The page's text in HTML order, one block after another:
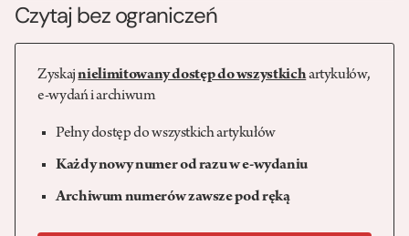
Czytaj bez ograniczeń
Zyskajnielimitowany dostęp do wszystkichartykułów,
e-wydań i archiwum
Pełny dostęp do wszystkich artykułów
Każdy nowy numer od razu w e-wydaniu
Archiwum numerów zawsze pod ręką